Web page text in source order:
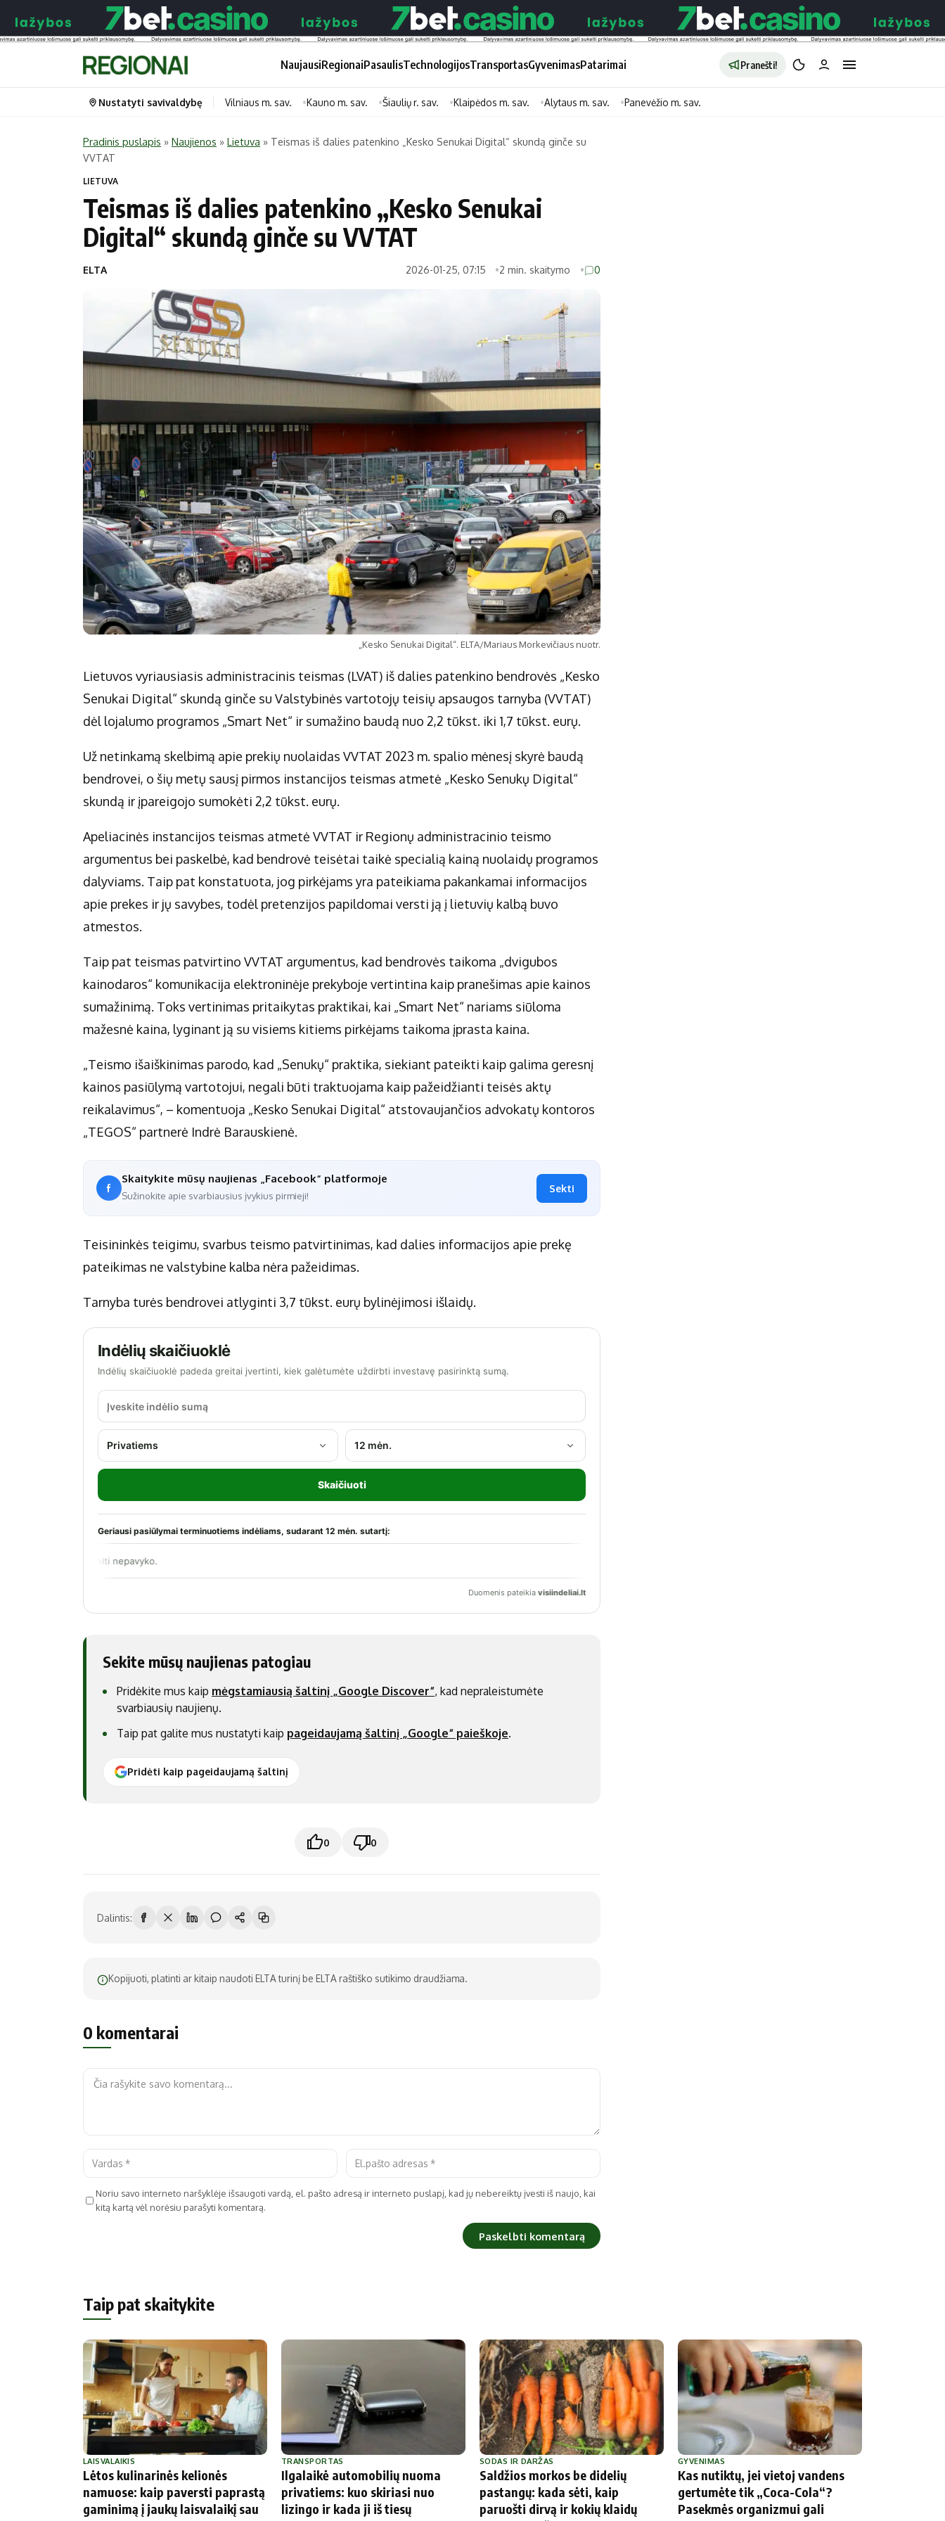
NaujausiRegionaiPasaulisTechnologijosTransportasGyvenimasPatarimai Pranešti!
Portalas
Savivaldybės
Naujausi
Patarimai
Gineso rekordai
Gyvenimas
Horoskopai
Sveikata
Technologijos
Dienos naujienos
Kauno miesto
Klaipėdos miesto
Palangos miesto
Prienų rajono
Nustatyti savivaldybę Vilniaus m. sav. Kauno m. sav. Šiaulių r. sav. Klaipėdos m. sav. Alytaus m. sav. Panevėžio m. sav.
Pradinis puslapis » Naujienos » Lietuva » Teismas iš dalies patenkino „Kesko Senukai Digital“ skundą ginče su
VVTAT
LIETUVA
Teismas iš dalies patenkino „Kesko Senukai
Digital“ skundą ginče su VVTAT
ELTA 2026-01-25, 07:15 2 min. skaitymo 0
„Kesko Senukai Digital“. ELTA/Mariaus Morkevičiaus nuotr.
Lietuvos vyriausiasis administracinis teismas (LVAT) iš dalies patenkino bendrovės „Kesko
Senukai Digital“ skundą ginče su Valstybinės vartotojų teisių apsaugos tarnyba (VVTAT)
dėl lojalumo programos „Smart Net“ ir sumažino baudą nuo 2,2 tūkst. iki 1,7 tūkst. eurų.
Už netinkamą skelbimą apie prekių nuolaidas VVTAT 2023 m. spalio mėnesį skyrė baudą
bendrovei, o šių metų sausį pirmos instancijos teismas atmetė „Kesko Senukų Digital“
skundą ir įpareigojo sumokėti 2,2 tūkst. eurų.
Apeliacinės instancijos teismas atmetė VVTAT ir Regionų administracinio teismo
argumentus bei paskelbė, kad bendrovė teisėtai taikė specialią kainą nuolaidų programos
dalyviams. Taip pat konstatuota, jog pirkėjams yra pateikiama pakankamai informacijos
apie prekes ir jų savybes, todėl pretenzijos papildomai versti ją į lietuvių kalbą buvo
atmestos.
Taip pat teismas patvirtino VVTAT argumentus, kad bendrovės taikoma „dvigubos
kainodaros“ komunikacija elektroninėje prekyboje vertintina kaip pranešimas apie kainos
sumažinimą. Toks vertinimas pritaikytas praktikai, kai „Smart Net“ nariams siūloma
mažesnė kaina, lyginant ją su visiems kitiems pirkėjams taikoma įprasta kaina.
„Teismo išaiškinimas parodo, kad „Senukų“ praktika, siekiant pateikti kaip galima geresnį
kainos pasiūlymą vartotojui, negali būti traktuojama kaip pažeidžianti teisės aktų
reikalavimus“, – komentuoja „Kesko Senukai Digital“ atstovaujančios advokatų kontoros
„TEGOS“ partnerė Indrė Barauskienė.
Skaitykite mūsų naujienas „Facebook“ platformoje
Sužinokite apie svarbiausius įvykius pirmieji!
Sekti
Teisininkės teigimu, svarbus teismo patvirtinimas, kad dalies informacijos apie prekę
pateikimas ne valstybine kalba nėra pažeidimas.
Tarnyba turės bendrovei atlyginti 3,7 tūkst. eurų bylinėjimosi išlaidų.
Sekite mūsų naujienas patogiau
Pridėkite mus kaip mėgstamiausią šaltinį „Google Discover“, kad nepraleistumėte
svarbiausių naujienų.
Taip pat galite mus nustatyti kaip pageidaujamą šaltinį „Google“ paieškoje.
Pridėti kaip pageidaujamą šaltinį
0 0
Dalintis:
Kopijuoti, platinti ar kitaip naudoti ELTA turinį be ELTA raštiško sutikimo draudžiama.
0 komentarai
Noriu savo interneto naršyklėje išsaugoti vardą, el. pašto adresą ir interneto puslapį, kad jų nebereiktų įvesti iš naujo, kai
kitą kartą vėl norėsiu parašyti komentarą.
Taip pat skaitykite
LAISVALAIKIS
Lėtos kulinarinės kelionės
namuose: kaip paversti paprastą
gaminimą į jaukų laisvalaikį sau
TRANSPORTAS
Ilgalaikė automobilių nuoma
privatiems: kuo skiriasi nuo
lizingo ir kada ji iš tiesų
SODAS IR DARŽAS
Saldžios morkos be didelių
pastangų: kada sėti, kaip
paruošti dirvą ir kokių klaidų
GYVENIMAS
Kas nutiktų, jei vietoj vandens
gertumėte tik „Coca-Cola“?
Pasekmės organizmui gali